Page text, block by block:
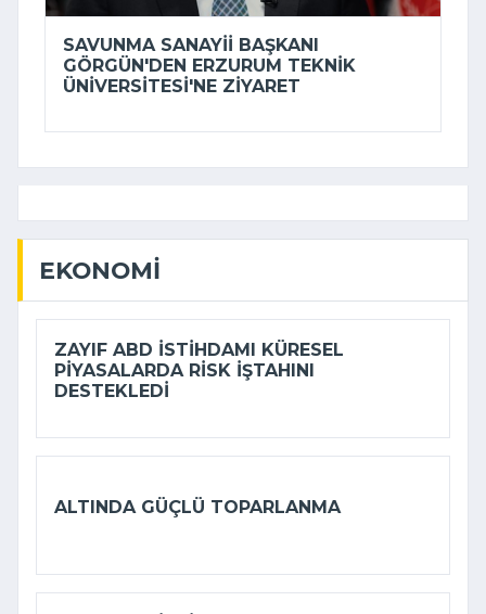
SAVUNMA SANAYII BAŞKANI
GÖRGÜN'DEN ERZURUM TEKNIK
ÜNIVERSITESI'NE ZIYARET
EKONOMI
ZAYIF ABD ISTIHDAMI KÜRESEL
PIYASALARDA RISK IŞTAHINI
DESTEKLEDI
ALTINDA GÜÇLÜ TOPARLANMA